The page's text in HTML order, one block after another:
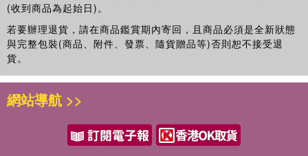
comprehension and discussion questions
full answer key
for facilitating vocabulary learning and increasing reading
(收到商品為起始日)。
若要辦理退貨，請在商品鑑賞期內寄回，且商品必須是全新狀態
與完整包裝(商品、附件、發票、隨貨贈品等)否則恕不接受退
貨。
網站導航 >>